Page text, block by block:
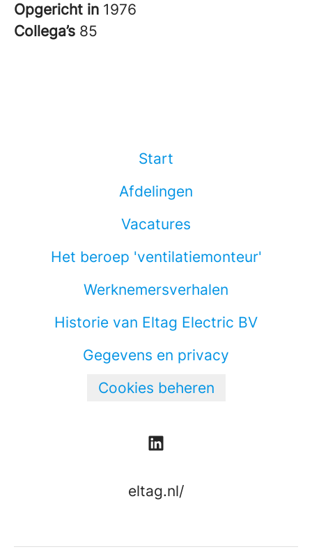
Opgericht in 1976
Collega’s 85
Start
Afdelingen
Vacatures
Het beroep 'ventilatiemonteur'
Werknemersverhalen
Historie van Eltag Electric BV
Gegevens en privacy
Cookies beheren
eltag.nl/